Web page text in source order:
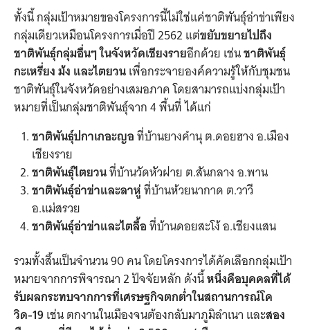
ทั้งนี้ กลุ่มเป้าหมายของโครงการนี้ไม่ใช่แค่ชาติพันธุ์อ่าข่าเพียง
กลุ่มเดียวเหมือนโครงการเมื่อปี 2562 แต่ขยับขยายไปถึง
ชาติพันธุ์กลุ่มอื่นๆ ในจังหวัดเชียงรายอีกด้วย เช่นชาติพันธุ์
กะเหรี่ยง ม้ง และไตยวนเพื่อกระจายองค์ความรู้ให้กับชุมชน
ชาติพันธุ์ในจังหวัดอย่างเสมอภาค โดยสามารถแบ่งกลุ่มเป้า
หมายที่เป็นกลุ่มชาติพันธุ์จาก 4 พื้นที่ ได้แก่
ชาติพันธุ์ปกาเกอะญอที่บ้านยางคำนุ ต.ดอยฮาง อ.เมือง
เชียงราย
ชาติพันธุ์ไตยวนที่บ้านวัดหัวฝาย ต.สันกลาง อ.พาน
ชาติพันธุ์อ่าข่าและลาหู่ที่บ้านห้วยนากาด ต.วาวี
อ.แม่สรวย
ชาติพันธุ์อ่าข่าและไตลื้อที่บ้านดอยสะโง้ อ.เชียงแสน
รวมทั้งสิ้นเป็นจำนวน 90 คน โดยโครงการได้คัดเลือกกลุ่มเป้า
หมายจากการพิจารณา 2 ปัจจัยหลัก ดังนี้หนึ่งคือบุคคลที่ได้
รับผลกระทบจากการที่เศรษฐกิจตกต่ำในสถานการณ์โค
วิด-19 เช่น ตกงานในเมืองจนต้องกลับมาภูมิลำเนา และสอง